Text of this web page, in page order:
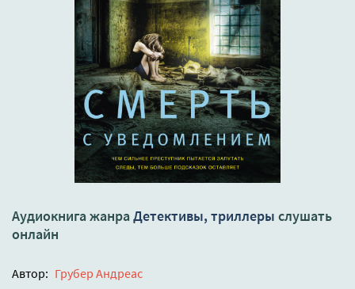
Аудиокнига жанра Детективы, триллеры слушать
онлайн
Автор: Грубер Андреас